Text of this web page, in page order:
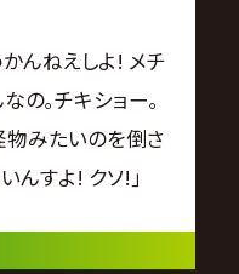
んねえしよ! メチ
の｡チキショー｡
みたいのを倒さ
んすよ! クソ!｣